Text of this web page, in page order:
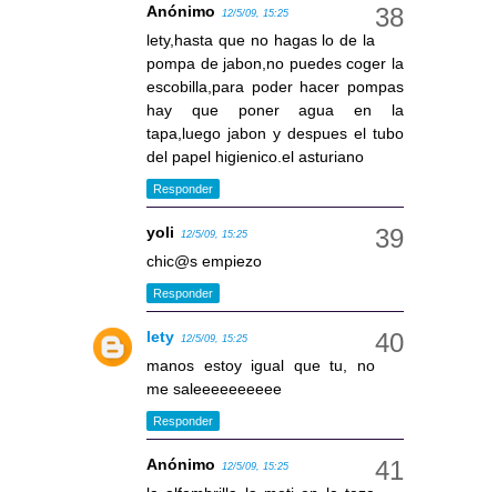
Anónimo 12/5/09, 15:25
lety,hasta que no hagas lo de la
pompa de jabon,no puedes coger la
escobilla,para poder hacer pompas
hay que poner agua en la
tapa,luego jabon y despues el tubo
del papel higienico.el asturiano
Responder
yoli 12/5/09, 15:25
chic@s empiezo
Responder
lety 12/5/09, 15:25
manos estoy igual que tu, no
me saleeeeeeeeee
Responder
Anónimo 12/5/09, 15:25